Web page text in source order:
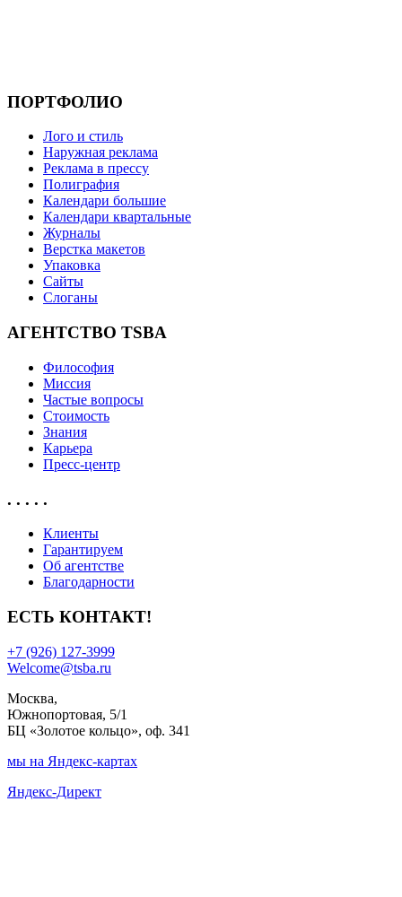
ПОРТФОЛИО
Лого и стиль
Наружная реклама
Реклама в прессу
Полиграфия
Календари большие
Календари квартальные
Журналы
Верстка макетов
Упаковка
Сайты
Слоганы
АГЕНТСТВО TSBA
Философия
Миссия
Частые вопросы
Стоимость
Знания
Карьера
Пресс-центр
. . . . .
Клиенты
Гарантируем
Об агентстве
Благодарности
ЕСТЬ КОНТАКТ!
+7 (926) 127-3999
Welcome@tsba.ru
Москва,
Южнопортовая, 5/1
БЦ «Золотое кольцо», оф. 341
мы на Яндекс-картах
Яндекс-Директ